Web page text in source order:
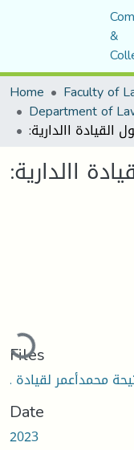
&
Home
Department of
االدارية
Files
Date
2023